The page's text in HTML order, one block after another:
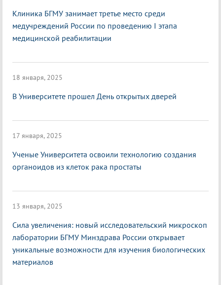
Клиника БГМУ занимает третье место среди
медучреждений России по проведению I этапа
медицинской реабилитации
18 января, 2025
В Университете прошел День открытых дверей
17 января, 2025
Ученые Университета освоили технологию создания
органоидов из клеток рака простаты
13 января, 2025
Сила увеличения: новый исследовательский микроскоп
лаборатории БГМУ Минздрава России открывает
уникальные возможности для изучения биологических
материалов